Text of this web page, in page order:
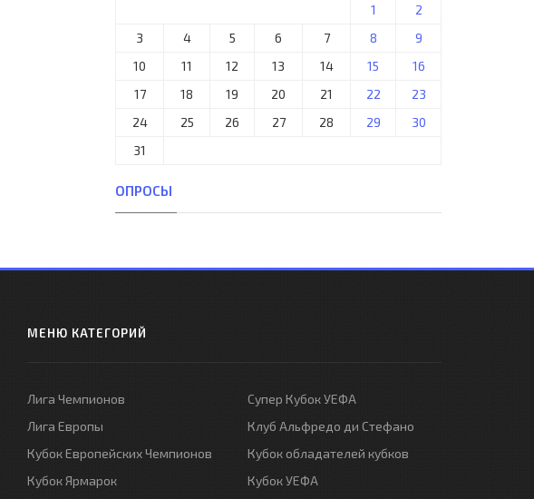
1
2
3
4 5 6 7 8
9
10
11 12 13 14 15
16
17
18 19 20 21 22
23
24
25 26 27 28 29
30
31
ОПРОСЫ
МЕНЮ КАТЕГОРИЙ
Лига Чемпионов
Лига Европы
Кубок Европейских Чемпионов
Кубок Ярмарок
Супер Кубок УЕФА
Клуб Альфредо ди Стефано
Кубок обладателей кубков
Кубок УЕФА